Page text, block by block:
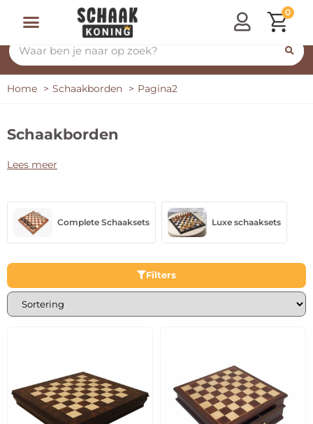
0
Home Schaakborden Pagina2
Schaakborden
Lees meer
Complete Schaaksets Luxe schaaksets
Filters